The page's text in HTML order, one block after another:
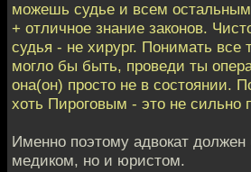
можешь судье и всем остальным
+ отличное знание законов.
судья - не хирург. Понимать все
могло бы быть, проведи ты
она(он) просто не в состоянии.
хоть Пироговым - это не сильно
Именно поэтому адвокат должен
медиком, но и юристом.